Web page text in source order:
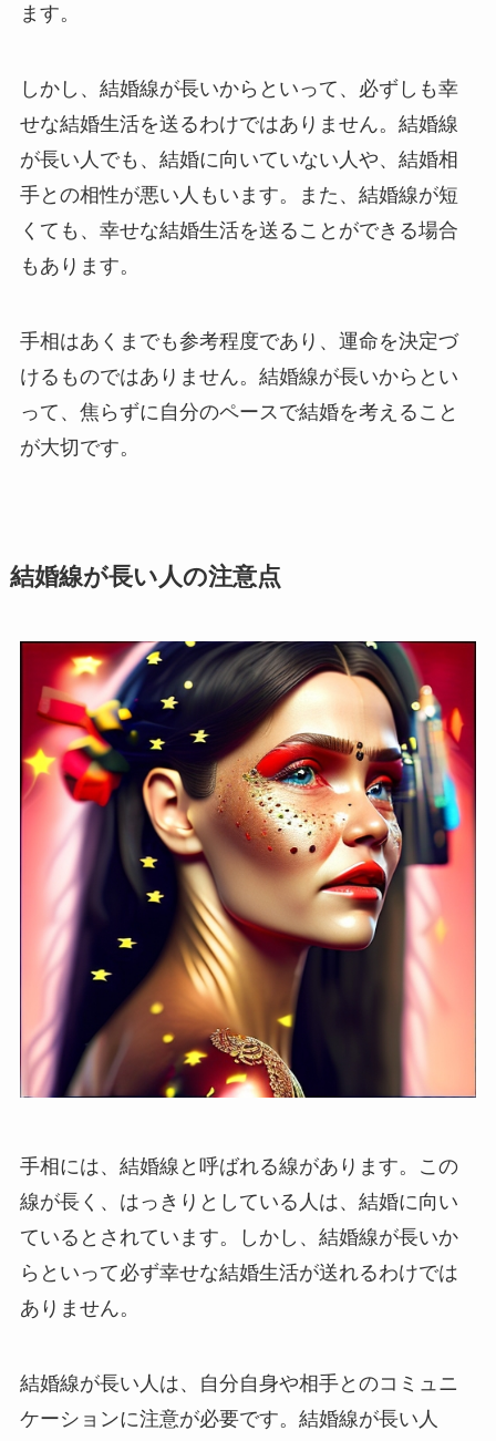
ます。
しかし、結婚線が長いからといって、必ずしも幸
せな結婚生活を送るわけではありません。結婚線
が長い人でも、結婚に向いていない人や、結婚相
手との相性が悪い人もいます。また、結婚線が短
くても、幸せな結婚生活を送ることができる場合
もあります。
手相はあくまでも参考程度であり、運命を決定づ
けるものではありません。結婚線が長いからとい
って、焦らずに自分のペースで結婚を考えること
が大切です。
結婚線が長い人の注意点
手相には、結婚線と呼ばれる線があります。この
線が長く、はっきりとしている人は、結婚に向い
ているとされています。しかし、結婚線が長いか
らといって必ず幸せな結婚生活が送れるわけでは
ありません。
結婚線が長い人は、自分自身や相手とのコミュニ
ケーションに注意が必要です。結婚線が長い人